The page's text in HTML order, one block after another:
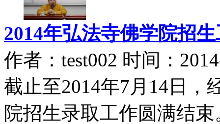
2014年弘法寺佛学院招
作者：test002 时间：
截止至2014年7月14日，
院招生录取工作圆满结